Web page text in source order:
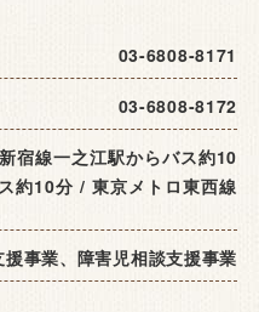
03-6808-8171
03-6808-8172
宿線一之江駅からバス約10
約10分 / 東京メトロ東西線
事業、障害児相談支援事業